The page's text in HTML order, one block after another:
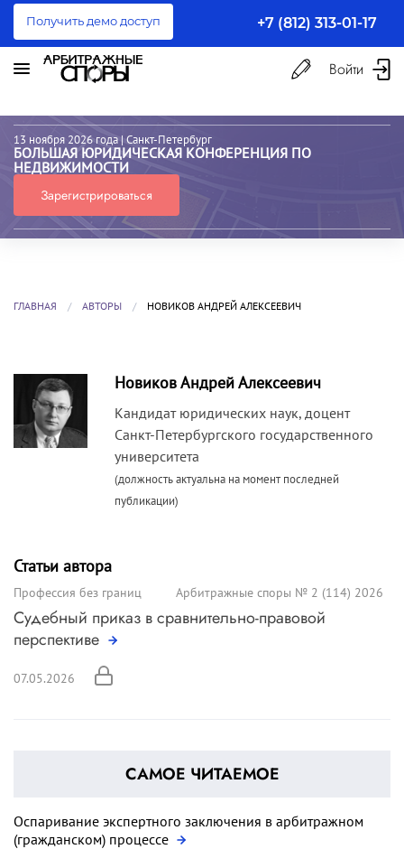
Получить демо доступ +7 (812) 313-01-17
Войти
13 ноября 2026 года | Санкт-Петербург
БОЛЬШАЯ ЮРИДИЧЕСКАЯ КОНФЕРЕНЦИЯ ПО
НЕДВИЖИМОСТИ
Зарегистрироваться
ГЛАВНАЯ АВТОРЫ НОВИКОВ АНДРЕЙ АЛЕКСЕЕВИЧ
Новиков Андрей Алексеевич
Кандидат юридических наук, доцент
Санкт-Петербургского государственного
университета
(должность актуальна на момент последней
публикации)
Статьи автора
Профессия без границ Арбитражные споры № 2 (114) 2026
Судебный приказ в сравнительно-правовой
перспективе
07.05.2026
САМОЕ ЧИТАЕМОЕ
Оспаривание экспертного заключения в арбитражном
(гражданском) процессе